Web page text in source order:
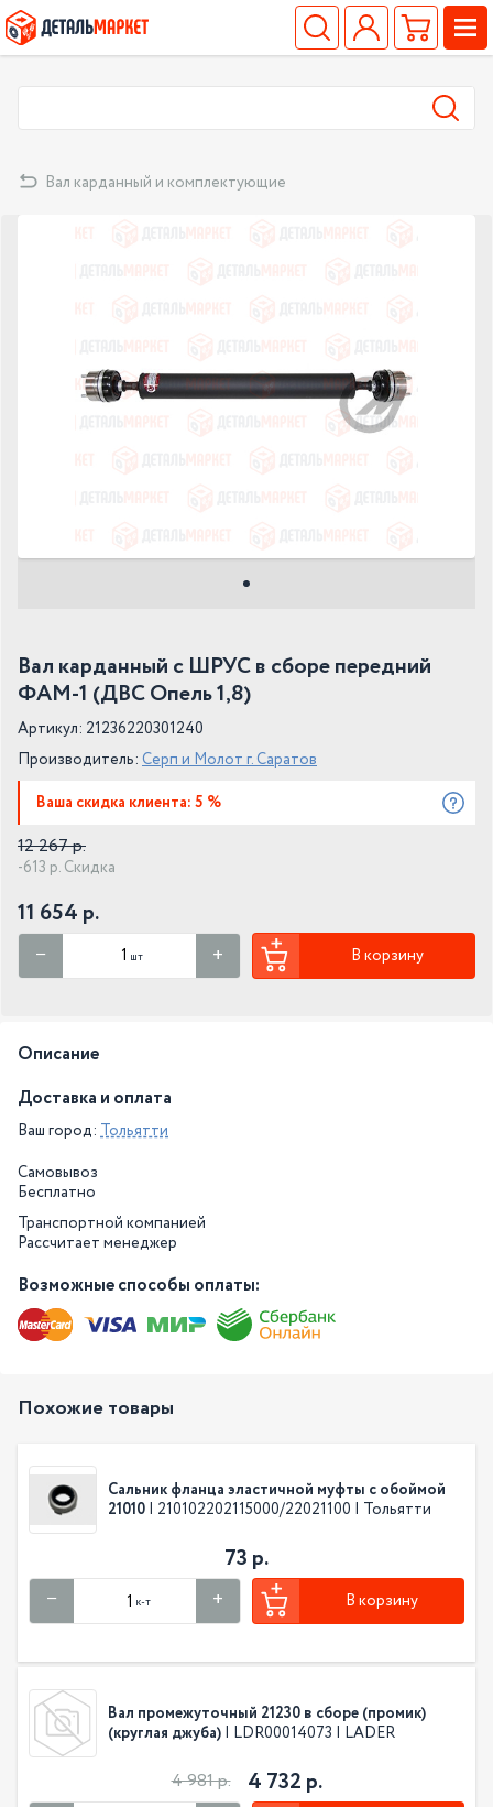
Вал карданный и комплектующие
Вал карданный с ШРУС в сборе передний
ФАМ-1 (ДВС Опель 1,8)
Артикул: 21236220301240
Производитель: Серп и Молот г. Саратов
Ваша скидка клиента: 5 %
12 267 р.
-613 р. Скидка
11 654 р.
шт В корзину
Описание
Доставка и оплата
Ваш город: Тольятти
Самовывоз
Бесплатно
Транспортной компанией
Рассчитает менеджер
Возможные способы оплаты:
Похожие товары
Сальник фланца эластичной муфты с обоймой
21010 | 210102202115000/22021100 | Тольятти
73 р.
к-т В корзину
Вал промежуточный 21230 в сборе (промик)
(круглая джуба) | LDR00014073 | LADER
4 981 р. 4 732 р.